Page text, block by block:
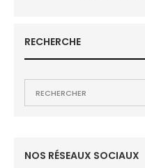
RECHERCHE
NOS RÉSEAUX SOCIAUX